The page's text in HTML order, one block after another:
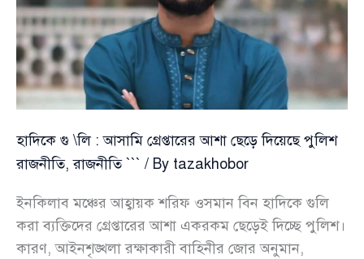
হাদিকে গু \লি : আসামি গ্রেপ্তারের আশা ছেড়ে দিয়েছে পুলিশ
রাজনীতি,রাজনীতি ``` / By tazakhobor
ইনকিলাব মঞ্চের আহ্বায়ক শরিফ ওসমান বিন হাদিকে গুলি
করা ব্যক্তিদের গ্রেপ্তারের আশা একরকম ছেড়েই দিচ্ছে পুলিশ।
কারণ, আইনশৃঙ্খলা রক্ষাকারী বাহিনীর জোর অনুমান,